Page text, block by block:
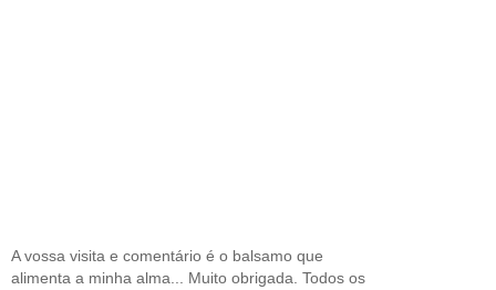
A vossa visita e comentário é o balsamo que
alimenta a minha alma... Muito obrigada. Todos os